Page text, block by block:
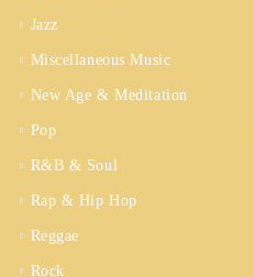
Jazz
Miscellaneous Music
New Age & Meditation
Pop
R&B & Soul
Rap & Hip Hop
Reggae
Rock